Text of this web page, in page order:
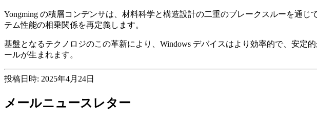
Yongming の積層コンデンサは、材料科学と構造設計の二重のブレークスルーを通
テム性能の相乗関係を再定義します。
基盤となるテクノロジのこの革新により、Windows デバイスはより効率的で、安
ールが生まれます。
投稿日時: 2025年4月24日
メールニュースレター